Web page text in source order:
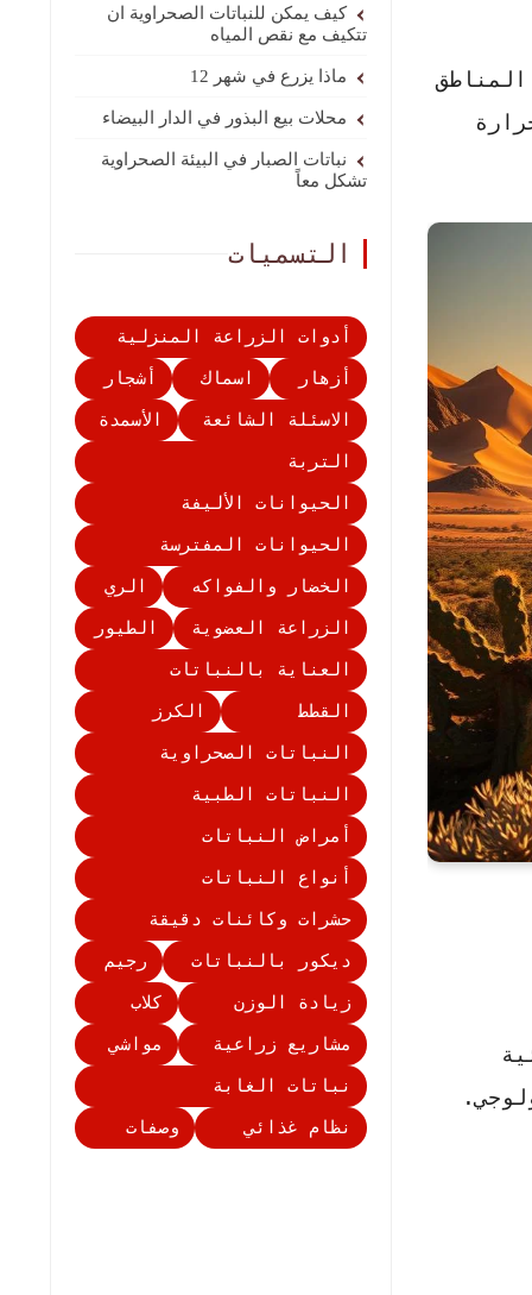
كيف يمكن للنباتات الصحراوية ان
تتكيف مع نقص المياه
ماذا يزرع في شهر 12
محلات بيع البذور في الدار البيضاء
نباتات الصبار في البيئة الصحراوية
تشكل معاً
التسميات
أدوات الزراعة المنزلية
أزهار
اسماك
أشجار
الاسئلة الشائعة
الأسمدة
التربة
الحيوانات الأليفة
الحيوانات المفترسة
الخضار والفواكه
الري
الزراعة العضوية
الطيور
العناية بالنباتات
القطط
الكرز
النباتات الصحراوية
النباتات الطبية
أمراض النباتات
أنواع النباتات
حشرات وكائنات دقيقة
ديكور بالنباتات
رجيم
زيادة الوزن
كلاب
مشاريع زراعية
مواشي
نباتات الغابة
نظام غذائي
وصفات